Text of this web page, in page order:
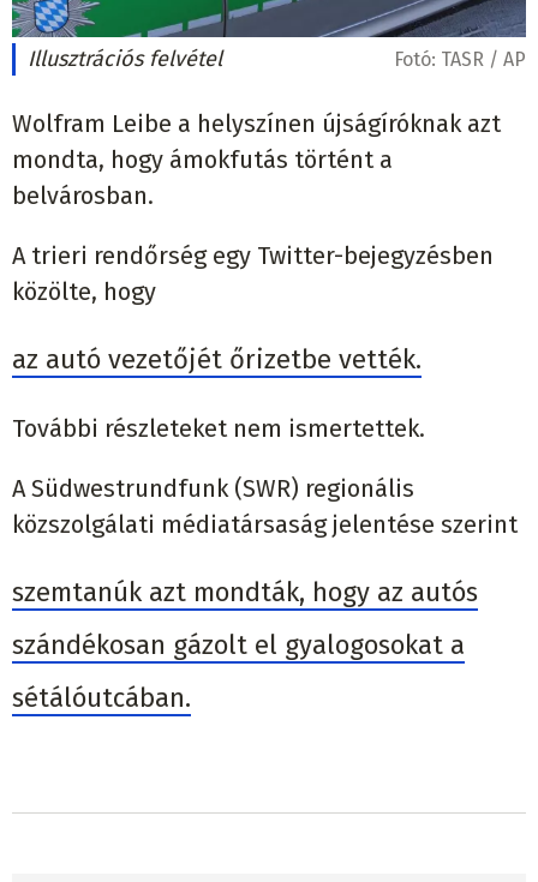
Illusztrációs felvétel Fotó: TASR / AP
Wolfram Leibe a helyszínen újságíróknak azt
mondta, hogy ámokfutás történt a
belvárosban.
A trieri rendőrség egy Twitter-bejegyzésben
közölte, hogy
az autó vezetőjét őrizetbe vették.
További részleteket nem ismertettek.
A Südwestrundfunk (SWR) regionális
közszolgálati médiatársaság jelentése szerint
szemtanúk azt mondták, hogy az autós
szándékosan gázolt el gyalogosokat a
sétálóutcában.